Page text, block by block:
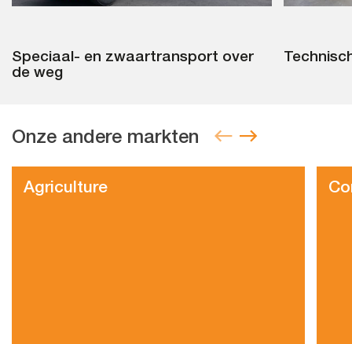
Speciaal- en zwaartransport over
de weg
Onze andere markten
Agriculture